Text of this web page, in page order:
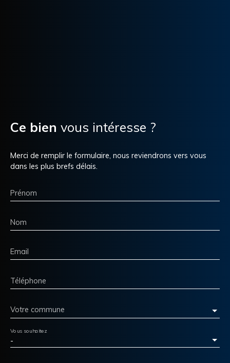
Ce bien vous intéresse ?
Merci de remplir le formulaire, nous reviendrons vers vous
dans les plus brefs délais.
Prénom
Nom
Email
Téléphone
Votre commune
-
Vous souhaitez